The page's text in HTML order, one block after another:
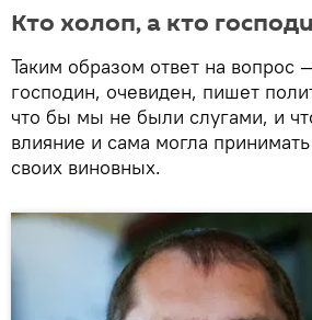
Кто холоп, а кто
Таким образом ответ на вопрос
господин, очевиден, пишет
что бы мы не были слугами, и
влияние и сама могла
своих виновных.